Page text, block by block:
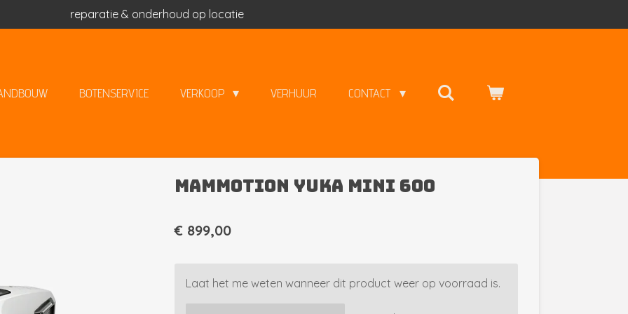
reparatie & onderhoud op locatie
BOTENSERVICE VERKOOP VERHUUR CONTACT
MAMMOTION YUKA Mini 600
€ 899,00
Laat het me weten wanneer dit product weer op voorraad is.